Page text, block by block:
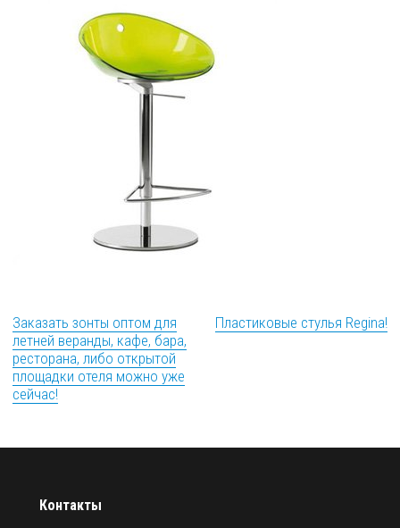
Заказать зонты оптом для
летней веранды, кафе, бара,
ресторана, либо открытой
площадки отеля можно уже
сейчас!
Пластиковые стулья Regina!
Контакты